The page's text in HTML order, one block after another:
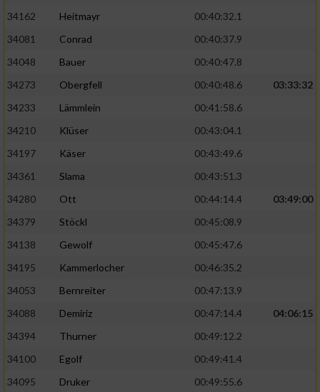
34162 Heitmayr
00:40:32.1
34081
Conrad
00:40:37.9
34048
Bauer
00:40:47.8
34273
Obergfell 00:40:48.6
03:33:32
34233
Lämmlein
00:41:58.6
34210
Klüser
00:43:04.1
34197
Käser
00:43:49.6
34361
Slama
00:43:51.3
34280
Ott 00:44:14.4
03:49:00
34379
Stöckl
00:45:08.9
34138
Gewolf
00:45:47.6
34195
Kammerlocher
00:46:35.2
34053
Bernreiter
00:47:13.9
34088
Demiriz 00:47:14.4
04:06:15
34394
Thurner
00:49:12.2
34100
Egolf
00:49:41.4
34095
Druker
00:49:55.6